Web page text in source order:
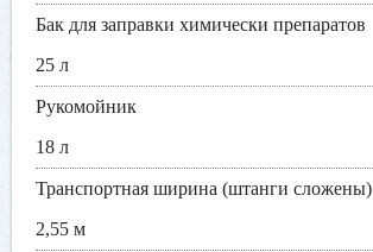
Бак для заправки химически препаратов
25 л
Рукомойник
18 л
Транспортная ширина (штанги сложены)
2,55 м